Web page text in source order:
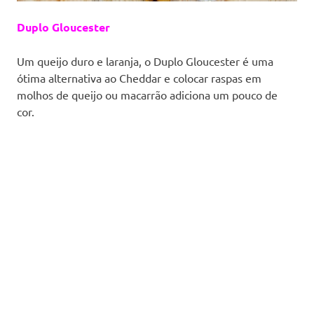
Duplo Gloucester
Um queijo duro e laranja, o Duplo Gloucester é uma
ótima alternativa ao Cheddar e colocar raspas em
molhos de queijo ou macarrão adiciona um pouco de
cor.